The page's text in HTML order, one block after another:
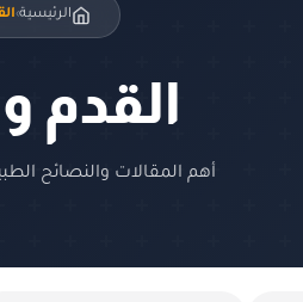
الرئيسية›
القدم
أهم المقالات والنصائح